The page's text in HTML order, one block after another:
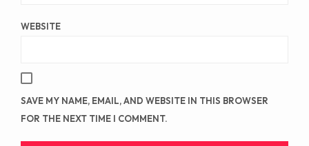
WEBSITE
SAVE MY NAME, EMAIL, AND WEBSITE IN THIS BROWSER
FOR THE NEXT TIME I COMMENT.